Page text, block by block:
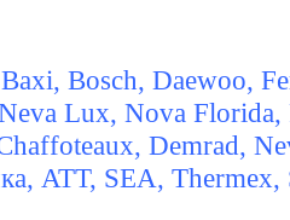
Bosch, Daewoo,
Lux, Nova
Demrad,
ATT, SEA,